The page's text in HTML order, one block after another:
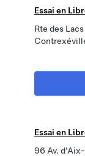
Essai en
Rte des Lacs
Essai en
96 Av.